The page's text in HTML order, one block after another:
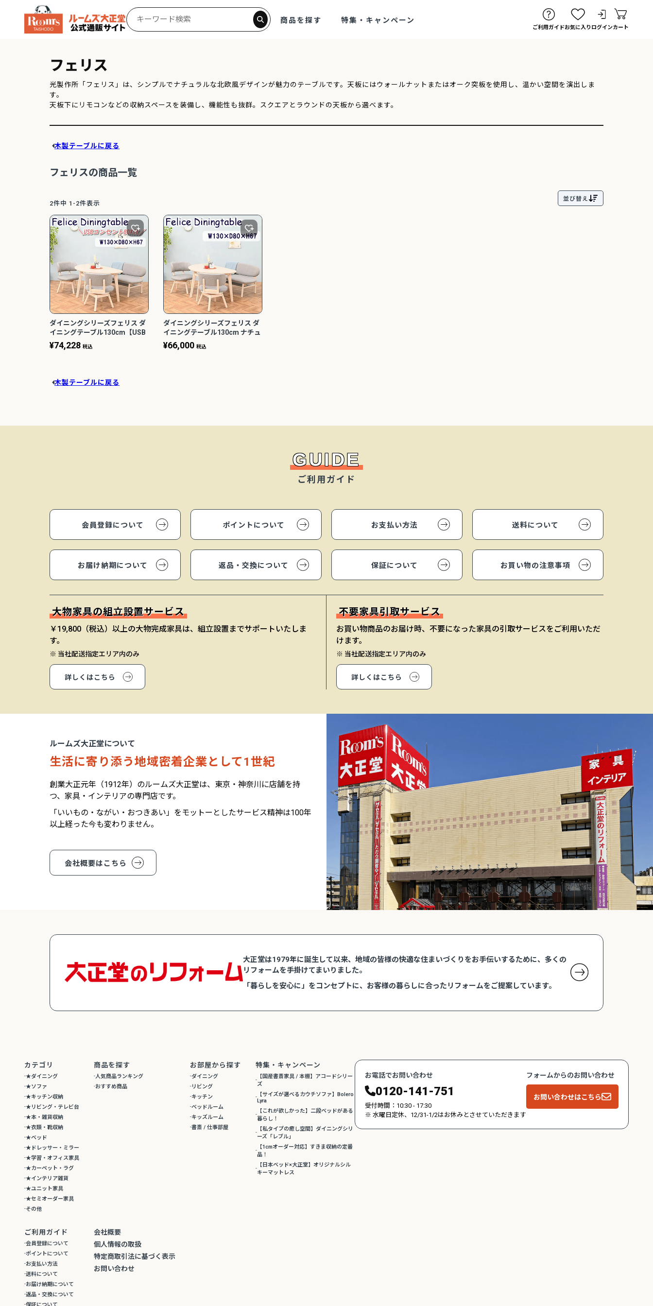
商品を探す 特集・キャンペーン
ご利用ガイドお気に入り ログインカート
フェリス
光製作所「フェリス」は、シンプルでナチュラルな北欧風デザインが魅力のテーブルです。天板にはウォールナットまたはオーク突板を使用し、温かい空間を演出しま
す。
天板下にリモコンなどの収納スペースを装備し、機能性も抜群。スクエアとラウンドの天板から選べます。
木製テーブルに戻る
フェリスの商品一覧
並び替え
2件中 1 - 2件表示
ダイニングシリーズフェリス ダ
イニングテーブル130cm【USB
コンセントBOX付き】 ナチュラ
ル リビング 北欧風 おしゃれ 光
¥74,228 税込
ダイニングシリーズフェリス ダ
イニングテーブル130cm ナチュ
ラル リビング 北欧風 光製作所
¥66,000 税込
木製テーブルに戻る
GUIDE
ご利用ガイド
会員登録について ポイントについて お支払い方法 送料について
お届け納期について 返品・交換について 保証について お買い物の注意事項
大物家具の組立設置サービス
￥19,800（税込）以上の大物完成家具は、組立設置までサポートいたしま
す。
※ 当社配送指定エリア内のみ
詳しくはこちら
不要家具引取サービス
お買い物商品のお届け時、不要になった家具の引取サービスをご利用いただ
けます。
※ 当社配送指定エリア内のみ
詳しくはこちら
ルームズ大正堂について
生活に寄り添う地域密着企業として1世紀
創業大正元年（1912年）のルームズ大正堂は、東京・神奈川に店舗を持
つ、家具・インテリアの専門店です。
「いいもの・ながい・おつきあい」をモットーとしたサービス精神は100年
以上経った今も変わりません。
会社概要はこちら
大正堂は1979年に誕生して以来、地域の皆様の快適な住まいづくりをお手伝いするために、多くの
リフォームを手掛けてまいりました。
「暮らしを安心に」をコンセプトに、お客様の暮らしに合ったリフォームをご提案しています。
カテゴリ
★ダイニング
★ソファ
★キッチン収納
★リビング・テレビ台
★本・雑貨収納
★衣類・靴収納
★ベッド
★ドレッサー・ミラー
★学習・オフィス家具
★カーペット・ラグ
★インテリア雑貨
★ユニット家具
★セミオーダー家具
その他
商品を探す
人気商品ランキング
おすすめ商品
お部屋から探す
ダイニング
リビング
キッチン
ベッドルーム
キッズルーム
書斎 / 仕事部屋
特集・キャンペーン
【国産書斎家具 / 本棚】アコードシリー
ズ
【サイズが選べるカウチソファ】Bolero
Lyra
【これが欲しかった】二段ベッドがある
暮らし！
【私タイプの癒し空間】ダイニングシリ
ーズ「レブル」
【1cmオーダー対応】すきま収納の定番
品！
【日本ベッド×大正堂】オリジナルシル
キーマットレス
ご利用ガイド
会員登録について
ポイントについて
お支払い方法
送料について
お届け納期について
返品・交換について
保証について
会社概要
個人情報の取扱
特定商取引法に基づく表示
お問い合わせ
お電話でお問い合わせ
0120-141-751
受付時間：10:30 - 17:30
※ 水曜日定休、12/31-1/2はお休みとさせていただきます
フォームからのお問い合わせ
お問い合わせはこちら